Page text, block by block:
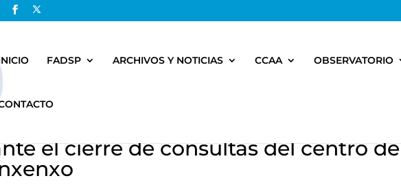
FADSP ARCHIVOS Y NOTICIAS CCAA OBSERVATORIO
el cierre de consultas del centro de